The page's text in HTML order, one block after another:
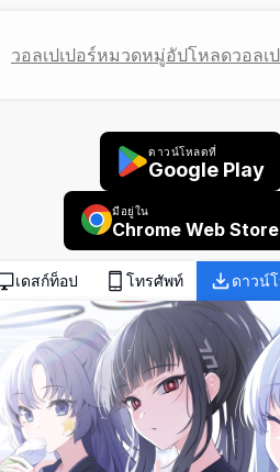
วอลเปเปอร์หมวดหมู่อัปโหลดวอลเ
ดาวน์โหลดที่
Google Play
มีอยู่ใน
Chrome Web Store
เดสก์ท็อป โทรศัพท์ ดาวน์